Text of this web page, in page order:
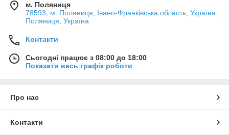
• Пристрій гідроізоляції нових
покрівель, ремонт старих покрівель,
гідроізоляція фундаментів та
антикорозійний захист будівельних
конструкцій бітумно-латексні і
поліуретановими мастиками
металевих і бетонних покрівель,
ангарів, термопомещений методом
нанесення розпиленням
м. Поляниця
78593, м. Поляниця, Івано-Франківська область, Україна ,
Поляниця, Україна
Контакти
Сьогодні працює з 08:00 до 18:00
Показати весь графік роботи
Про нас
Контакти